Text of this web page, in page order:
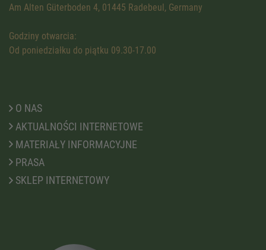
Am Alten Güterboden 4, 01445 Radebeul, Germany
Godziny otwarcia:
Od poniedziałku do piątku 09.30-17.00
O NAS
AKTUALNOŚCI INTERNETOWE
MATERIAŁY INFORMACYJNE
PRASA
SKLEP INTERNETOWY